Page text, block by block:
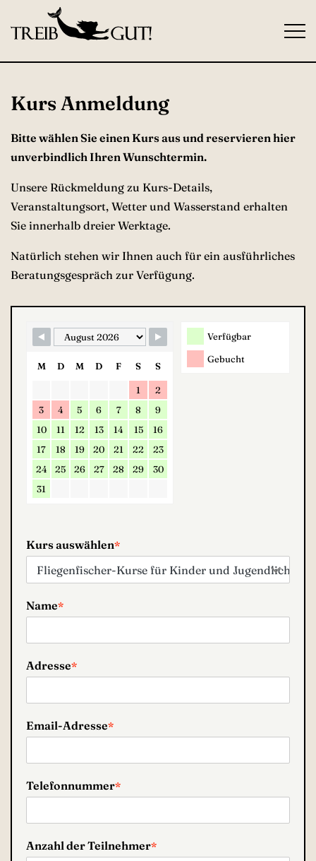
p
Kurs Anmeldung
Bitte wählen Sie einen Kurs aus und reservieren hier
unverbindlich Ihren Wunschtermin.
Unsere Rückmeldung zu Kurs-Details,
Veranstaltungsort, Wetter und Wasserstand erhalten
Sie innerhalb dreier Werktage.
Natürlich stehen wir Ihnen auch für ein ausführliches
Beratungsgespräch zur Verfügung.
Verfügbar
Gebucht
M D M D F S S
1
2
3
4 5 6 7 8
9
10
11 12 13 14 15
16
17
18 19 20 21 22
23
24
25 26 27 28 29
30
31
Kurs auswählen*
Name*
Adresse*
Email-Adresse*
Telefonnummer*
Anzahl der Teilnehmer*